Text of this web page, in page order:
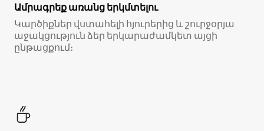
Ամրագրեք առանց երկմտելու
Կարծիքներ վստահելի հյուրերից և շուրջօրյա
աջակցություն ձեր երկարաժամկետ այցի
ընթացքում։